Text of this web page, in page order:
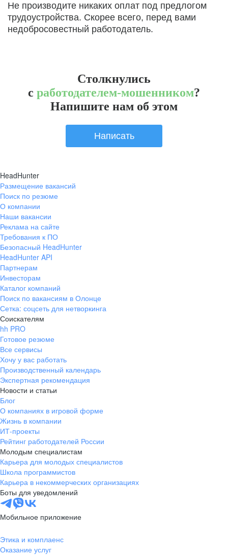
Не производите никаких оплат под предлогом
трудоустройства. Скорее всего, перед вами
недобросовестный работодатель.
Столкнулись
с работодателем-мошенником?
Напишите нам об этом
Написать
HeadHunter
Размещение вакансий
Поиск по резюме
О компании
Наши вакансии
Реклама на сайте
Требования к ПО
Безопасный HeadHunter
HeadHunter API
Партнерам
Инвесторам
Каталог компаний
Поиск по вакансиям в Олонце
Сетка: соцсеть для нетворкинга
Соискателям
hh PRO
Готовое резюме
Все сервисы
Хочу у вас работать
Производственный календарь
Экспертная рекомендация
Новости и статьи
Блог
О компаниях в игровой форме
Жизнь в компании
ИТ-проекты
Рейтинг работодателей России
Молодым специалистам
Карьера для молодых специалистов
Школа программистов
Карьера в некоммерческих организациях
Боты для уведомлений
Мобильное приложение
Этика и комплаенс
Оказание услуг